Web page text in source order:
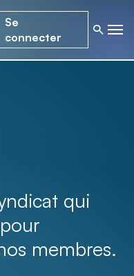
Se
connecter
qui
membres.